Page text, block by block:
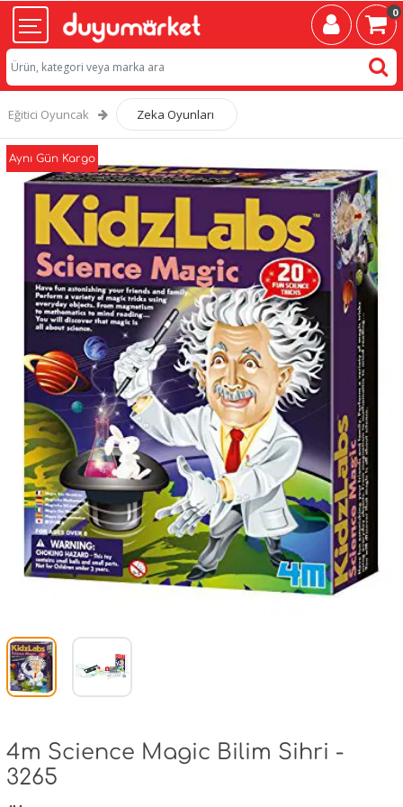
0
Eğitici Oyuncak Zeka Oyunları
Aynı Gün Kargo
4m Science Magic Bilim Sihri -
3265